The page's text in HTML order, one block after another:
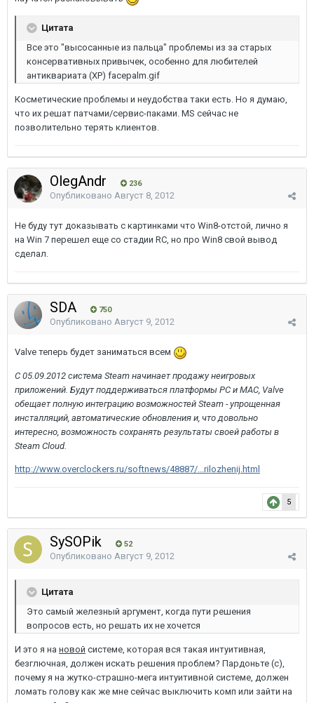
Цитата
Все это "высосанные из пальца" проблемы из за старых
консервативных привычек, особенно для любителей
антиквариата (ХР) facepalm.gif
Косметические проблемы и неудобства таки есть. Но я думаю,
что их решат патчами/сервис-паками. MS сейчас не
позволительно терять клиентов.
OlegAndr 236
Опубликовано Август 8, 2012
Не буду тут доказывать c картинками что Win8-отстой, лично я
на Win 7 перешел еще со стадии RC, но про Win8 свой вывод
сделал.
SDA 750
Опубликовано Август 9, 2012
Valve теперь будет заниматься всем
С 05.09.2012 система Steam начинает продажу неигровых
приложений. Будут поддерживаться платформы PC и MAC, Valve
обещает полную интеграцию возможностей Steam - упрощенная
инсталляций, автоматические обновления и, что довольно
интересно, возможность сохранять результаты своей работы в
Steam Cloud.
http://www.overclockers.ru/softnews/48887/...rilozhenij.html
5
SySOPik 52
Опубликовано Август 9, 2012
Цитата
Это самый железный аргумент, когда пути решения
вопросов есть, но решать их не хочется
И это я на новой системе, которая вся такая интуитивная,
безглючная, должен искать решения проблем? Пардоньте (с),
почему я на жутко-страшно-мега интуитивной системе, должен
ломать голову как же мне сейчас выключить комп или зайти на